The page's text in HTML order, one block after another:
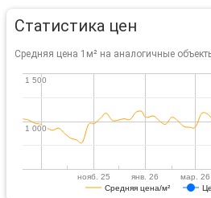
Статистика цен
Средняя цена 1м² на аналогичные
Средняя цена/м²
нояб. 25 янв. 26 мар. 26
1 000
1 000
1 500
1 500